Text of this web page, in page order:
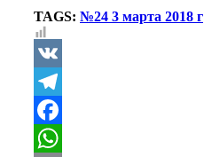
TAGS: №24 3 марта 2018 г
VK
Telegram
Facebook